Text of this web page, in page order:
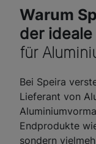
Warum
der
für
Bei Speira
Lieferant von
Endprodukte
sondern